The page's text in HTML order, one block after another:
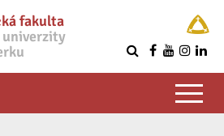
fakulta